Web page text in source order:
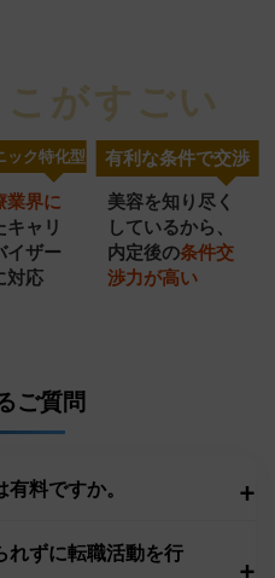
的
数
充実の
転職サポート
こがすごい
ック特化型
業界に
キャリ
イザー
対応
有利な条件で交渉
美容を知り尽く
しているから、
内定後の条件交
渉力が高い
ご質問
料ですか。 +
れずに転職活動を行
+